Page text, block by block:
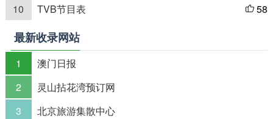
10
TVB节目表  58
最新收录网站
1
澳门日报
2
灵山拈花湾预订网
3
北京旅游集散中心